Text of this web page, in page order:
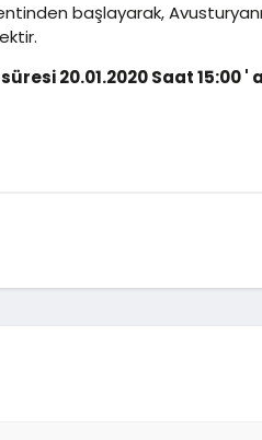
başlayarak,
20.01.2020 Saat 15:00 '